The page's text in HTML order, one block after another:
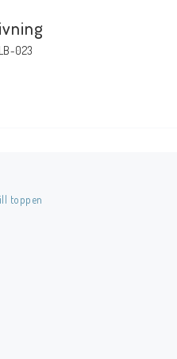
eller med Swish.
023
toppen